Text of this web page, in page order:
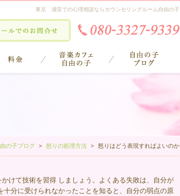
東京 浦安での心理相談ならカウンセリングルーム自由の子
の子ブログ 怒りの処理方法 怒りはどう表現すればよいのか
けて技術を習得 しましょう。よくある失敗は、自分が
分に受けられなかったことを知ると、自分の弱点の原